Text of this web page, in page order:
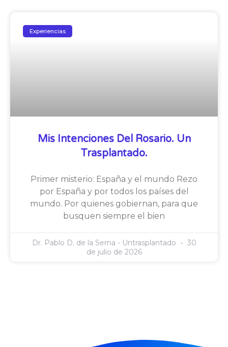
Experiencias
Mis Intenciones Del Rosario. Un
Trasplantado.
Primer misterio: España y el mundo Rezo
por España y por todos los países del
mundo. Por quienes gobiernan, para que
busquen siempre el bien
Dr. Pablo D. de la Serna - Untrasplantado
30
de julio de 2026